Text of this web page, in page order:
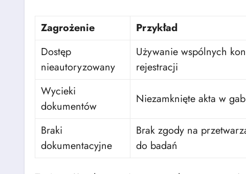
Zagrożenie Przykład
Dostęp
nieautoryzowany
Używanie wspólnych
rejestracji
Wycieki
dokumentów
Niezamknięte akta w
Braki
dokumentacyjne
Brak zgody na
do badań